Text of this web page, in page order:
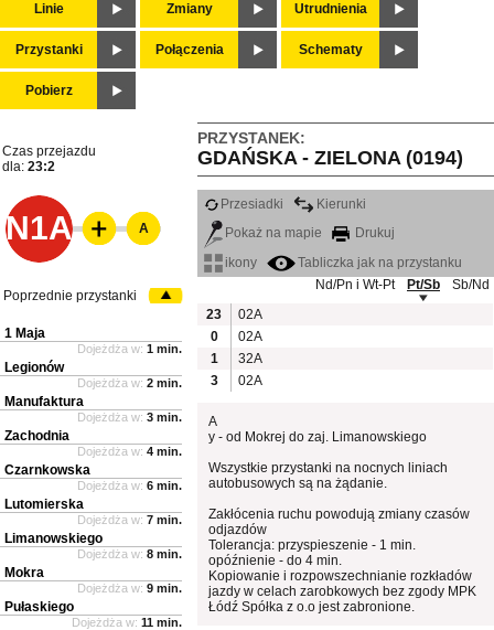
Linie Zmiany Utrudnienia
Przystanki Połączenia Schematy
Pobierz
PRZYSTANEK:
GDAŃSKA - ZIELONA (0194)
Czas przejazdu
dla: 23:2
N1A
Przesiadki
Kierunki
Pokaż na mapie
Drukuj
ikony
Tabliczka jak na przystanku
Nd/Pn i Wt-Pt
Pt/Sb
Sb/Nd
23
02A
0
02A
1
32A
3
02A
A
y - od Mokrej do zaj. Limanowskiego
Wszystkie przystanki na nocnych liniach
autobusowych są na żądanie.
Zakłócenia ruchu powodują zmiany czasów
odjazdów
Tolerancja: przyspieszenie - 1 min.
opóźnienie - do 4 min.
Kopiowanie i rozpowszechnianie rozkładów
jazdy w celach zarobkowych bez zgody MPK
Łódź Spółka z o.o jest zabronione.
A
Poprzednie przystanki
1 Maja
Dojeżdża w: 1 min.
Legionów
Dojeżdża w: 2 min.
Manufaktura
Dojeżdża w: 3 min.
Zachodnia
Dojeżdża w: 4 min.
Czarnkowska
Dojeżdża w: 6 min.
Lutomierska
Dojeżdża w: 7 min.
Limanowskiego
Dojeżdża w: 8 min.
Mokra
Dojeżdża w: 9 min.
Pułaskiego
Dojeżdża w: 11 min.